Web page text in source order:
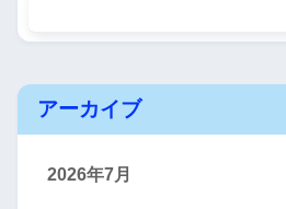
アーカイブ
2026年7月